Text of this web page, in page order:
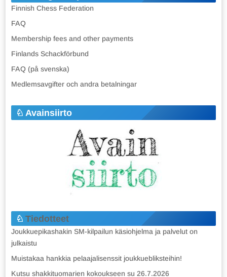
Finnish Chess Federation
FAQ
Membership fees and other payments
Finlands Schackförbund
FAQ (på svenska)
Medlemsavgifter och andra betalningar
Avainsiirto
Tiedotteet
Joukkuepikashakin SM-kilpailun käsiohjelma ja palvelut on
julkaistu
Muistakaa hankkia pelaajalisenssit joukkuebliksteihin!
Kutsu shakkituomarien kokoukseen su 26.7.2026